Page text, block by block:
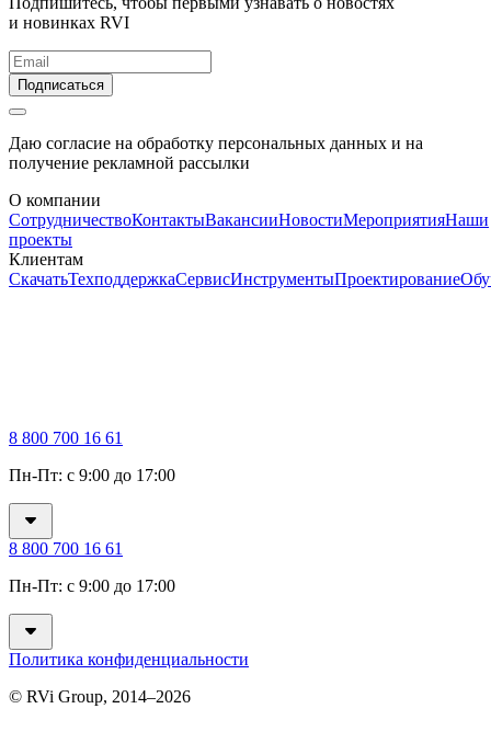
и новинках RVI
Подписаться
Даю согласие на обработку персональных данных и на
получение рекламной рассылки
О компании
СотрудничествоКонтактыВакансииНовостиМероприятияНаши
проекты
Клиентам
СкачатьТехподдержкаСервисИнструментыПроектирование
8 800 700 16 61
Пн-Пт: с 9:00 до 17:00
8 800 700 16 61
Пн-Пт: с 9:00 до 17:00
Политика конфиденциальности
© RVi Group, 2014–2026